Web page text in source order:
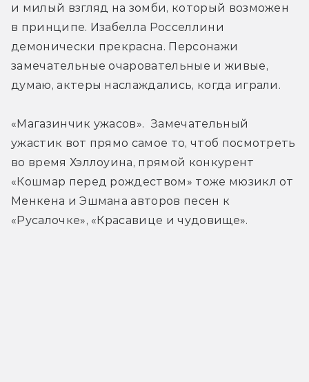
и милый взгляд на зомби, который возможен
в принципе. Изабелла Росселлини
демонически прекрасна. Персонажи
замечательные очаровательные и живые,
думаю, актеры наслаждались, когда играли.
«Магазинчик ужасов».  Замечательный
ужастик вот прямо самое то, чтоб посмотреть
во время Хэллоуина, прямой конкурент
«Кошмар перед рождеством» тоже мюзикл от
Менкена и Эшмана авторов песен к
«Русалочке», «Красавице и чудовище».